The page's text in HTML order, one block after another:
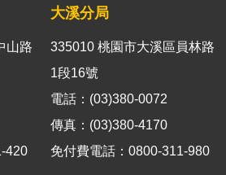
山路
420
大溪分局
335010 桃園市大溪區員林路
1段16號
電話：(03)380-0072
傳真：(03)380-4170
免付費電話：0800-311-980